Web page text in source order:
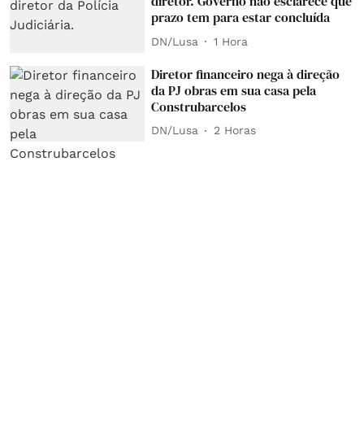
prazo tem para estar concluída
DN/Lusa 1 Hora
Diretor financeiro nega à direção
da PJ obras em sua casa pela
Construbarcelos
DN/Lusa 2 Horas